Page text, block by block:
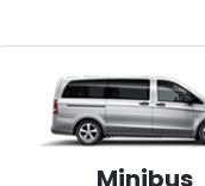
Minibus